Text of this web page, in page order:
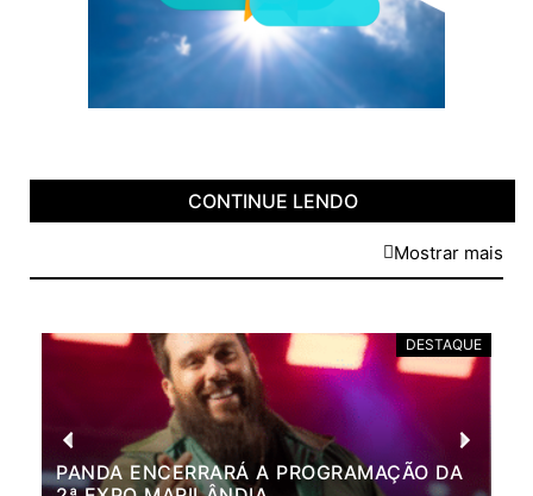
CONTINUE LENDO
Mostrar mais
DESTAQUE
PANDA ENCERRARÁ A PROGRAMAÇÃO DA